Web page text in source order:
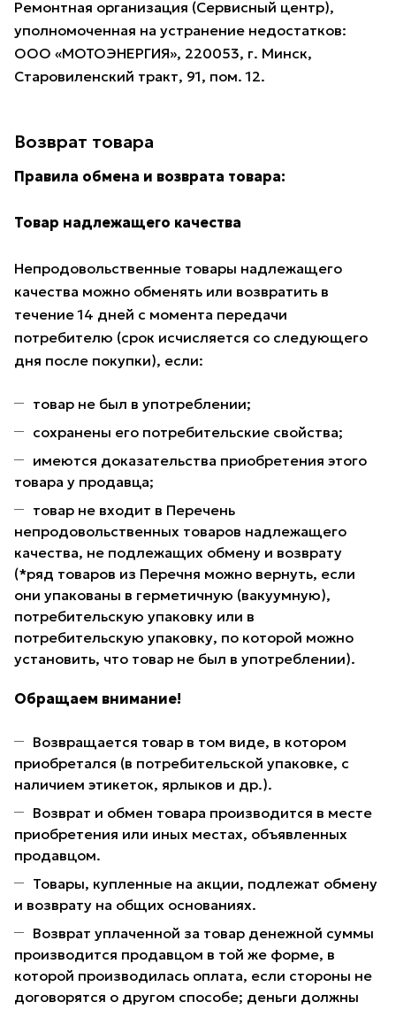
Ремонтная организация (Сервисный центр),
уполномоченная на устранение недостатков:
ООО «МОТОЭНЕРГИЯ», 220053, г. Минск,
Старовиленский тракт, 91, пом. 12.
Возврат товара
Правила обмена и возврата товара:
Товар надлежащего качества
Непродовольственные товары надлежащего
качества можно обменять или возвратить в
течение 14 дней с момента передачи
потребителю (срок исчисляется со следующего
дня после покупки), если:
товар не был в употреблении;
сохранены его потребительские свойства;
имеются доказательства приобретения этого
товара у продавца;
товар не входит в Перечень
непродовольственных товаров надлежащего
качества, не подлежащих обмену и возврату
(*ряд товаров из Перечня можно вернуть, если
они упакованы в герметичную (вакуумную),
потребительскую упаковку или в
потребительскую упаковку, по которой можно
установить, что товар не был в употреблении).
Обращаем внимание!
Возвращается товар в том виде, в котором
приобретался (в потребительской упаковке, с
наличием этикеток, ярлыков и др.).
Возврат и обмен товара производится в месте
приобретения или иных местах, объявленных
продавцом.
Товары, купленные на акции, подлежат обмену
и возврату на общих основаниях.
Возврат уплаченной за товар денежной суммы
производится продавцом в той же форме, в
которой производилась оплата, если стороны не
договорятся о другом способе; деньги должны